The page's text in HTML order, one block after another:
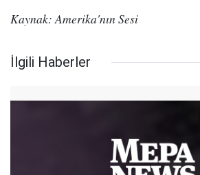
Kaynak: Amerika'nın Sesi
İlgili Haberler